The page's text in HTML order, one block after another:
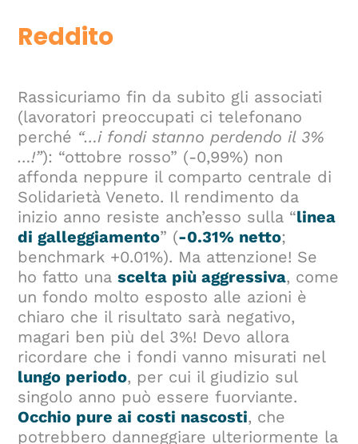
Reddito
Rassicuriamo fin da subito gli associati
(lavoratori preoccupati ci telefonano
perché “…i fondi stanno perdendo il 3%
…!”): “ottobre rosso” (-0,99%) non
affonda neppure il comparto centrale di
Solidarietà Veneto. Il rendimento da
inizio anno resiste anch’esso sulla “linea
di galleggiamento” (-0.31% netto;
benchmark +0.01%). Ma attenzione! Se
ho fatto unascelta più aggressiva, come
un fondo molto esposto alle azioni è
chiaro che il risultato sarà negativo,
magari ben più del 3%! Devo allora
ricordare che i fondi vanno misurati nel
lungo periodo, per cui il giudizio sul
singolo anno può essere fuorviante.
Occhio pure ai costi nascosti, che
potrebbero danneggiare ulteriormente la